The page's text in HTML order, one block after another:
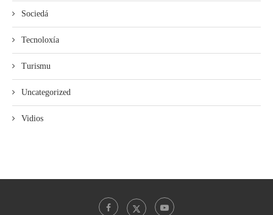
Sociedá
Tecnoloxía
Turismu
Uncategorized
Vidios